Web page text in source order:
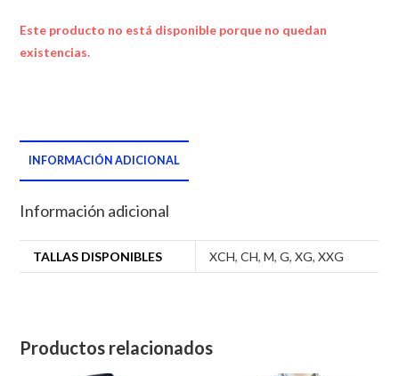
Este producto no está disponible porque no quedan
existencias.
INFORMACIÓN ADICIONAL
Información adicional
TALLAS DISPONIBLES XCH,CH,M,G,XG,XXG
Productos relacionados